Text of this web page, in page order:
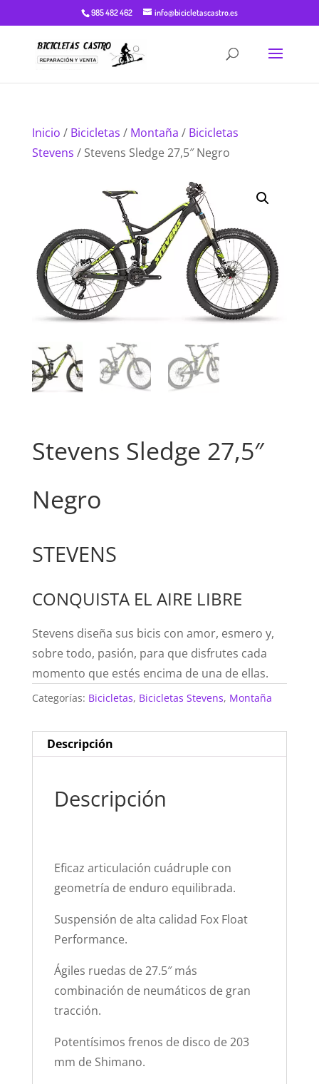
985 482 462 info@bicicletascastro.es
Inicio / Bicicletas / Montaña / Bicicletas
Stevens / Stevens Sledge 27,5″ Negro
Stevens Sledge 27,5″
Negro
STEVENS
CONQUISTA EL AIRE LIBRE
Stevens diseña sus bicis con amor, esmero y,
sobre todo, pasión, para que disfrutes cada
momento que estés encima de una de ellas.
Categorías: Bicicletas, Bicicletas Stevens, Montaña
Descripción
Descripción
Eficaz articulación cuádruple con
geometría de enduro equilibrada.
Suspensión de alta calidad Fox Float
Performance.
Ágiles ruedas de 27.5″ más
combinación de neumáticos de gran
tracción.
Potentísimos frenos de disco de 203
mm de Shimano.